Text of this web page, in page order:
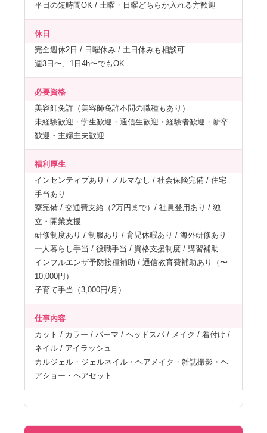
平日の短時間OK / 土曜・日曜どちらか入れる方歓迎
休日
完全週休2日 / 日曜休み / 土日休みも相談可
週3日〜、1日4h〜でもOK
必要資格
美容師免許（美容師免許不問の職種もあり）
未経験歓迎・学生歓迎・通信生歓迎・経験者歓迎・新卒
歓迎・主婦主夫歓迎
福利厚生
インセンティブあり / ノルマなし / 社会保険完備 / 住宅
手当あり
寮完備 / 交通費支給（2万円まで）/ 社員登用あり / 独
立・開業支援
研修制度あり / 制服あり / 育児休暇あり / 海外研修あり
一人暮らし手当 / 役職手当 / 資格支援制度 / 講習補助
インフルエンザ予防接種補助 / 通信教育費補助あり（〜
10,000円）
子育て手当（3,000円/月）
仕事内容
カット / カラー / パーマ / ヘッドスパ / メイク / 着付け /
ネイル / アイラッシュ
カルジェル・ジェルネイル・ヘアメイク・雑誌撮影・ヘ
アショー・ヘアセット